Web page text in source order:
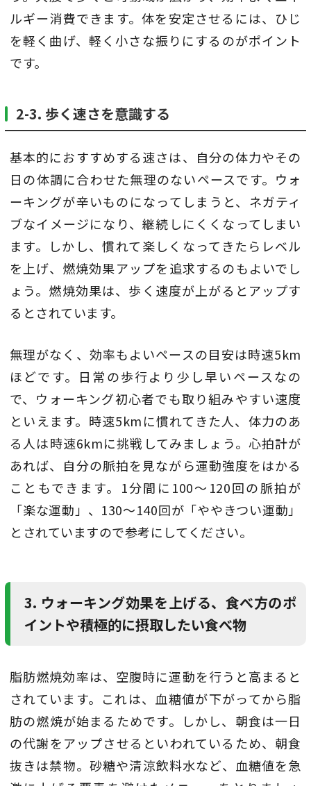
ルギー消費できます。体を安定させるには、ひじ
を軽く曲げ、軽く小さな振りにするのがポイント
です。
2-3. 歩く速さを意識する
基本的におすすめする速さは、自分の体力やその
日の体調に合わせた無理のないペースです。ウォ
ーキングが辛いものになってしまうと、ネガティ
ブなイメージになり、継続しにくくなってしまい
ます。しかし、慣れて楽しくなってきたらレベル
を上げ、燃焼効果アップを追求するのもよいでし
ょう。燃焼効果は、歩く速度が上がるとアップす
るとされています。
無理がなく、効率もよいペースの目安は時速5km
ほどです。日常の歩行より少し早いペースなの
で、ウォーキング初心者でも取り組みやすい速度
といえます。時速5kmに慣れてきた人、体力のあ
る人は時速6kmに挑戦してみましょう。心拍計が
あれば、自分の脈拍を見ながら運動強度をはかる
こともできます。1分間に100～120回の脈拍が
「楽な運動」、130～140回が「ややきつい運動」
とされていますので参考にしてください。
3. ウォーキング効果を上げる、食べ方のポ
イントや積極的に摂取したい食べ物
脂肪燃焼効率は、空腹時に運動を行うと高まると
されています。これは、血糖値が下がってから脂
肪の燃焼が始まるためです。しかし、朝食は一日
の代謝をアップさせるといわれているため、朝食
抜きは禁物。砂糖や清涼飲料水など、血糖値を急